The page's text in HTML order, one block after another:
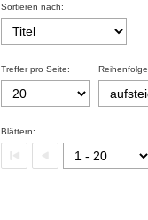
Sortieren nach:
Treffer pro Seite:
Blättern: